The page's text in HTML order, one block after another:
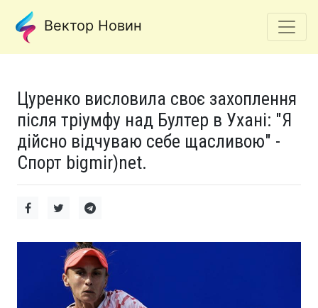
Вектор Новин
Цуренко висловила своє захоплення
після тріумфу над Бултер в Ухані: "Я
дійсно відчуваю себе щасливою" -
Спорт bigmir)net.